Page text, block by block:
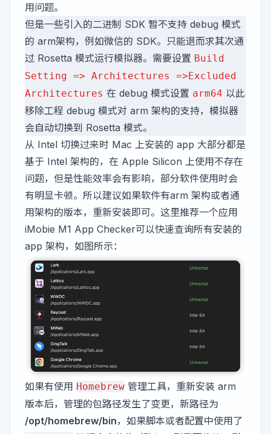
用问题。
但是一些引入的二进制 SDK 暂不支持 debug 模式
的 arm架构，例如微信的 SDK。只能退而求其次通
过 Rosetta 模式运行模拟器。需要设置 Build
Setting => Architectures =>Excluded
Architectures 在 debug 模式设置 arm64 以此
移除工程 debug 模式对 arm 架构的支持，模拟器
会自动切换到 Rosetta 模式。
从 Intel 切换过来时 Mac 上安装的 app 大部分都是
基于 Intel 架构的，在 Apple Silicon 上使用不存在
问题，但是性能效率会有影响，部分软件使用时会
有明显卡顿。所以建议如果软件有arm 架构或者通
用架构的版本，重新安装即可。这里推荐一个应用
iMobie M1 App Checker可以快速查询所有安装的
app 架构，如图所示：
如果有使用 Homebrew 管理工具，重新安装 arm
版本后，管理的包路径发生了变更，新路径为
/opt/homebrew/bin，如果脚本或者配置中使用了